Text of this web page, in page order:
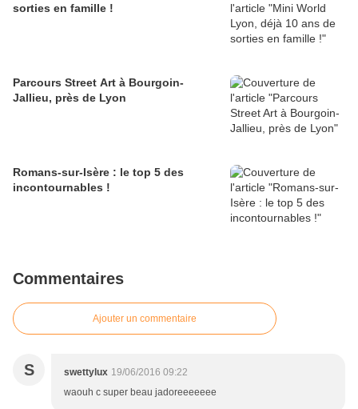
sorties en famille !
Parcours Street Art à Bourgoin-
Jallieu, près de Lyon
Romans-sur-Isère : le top 5 des
incontournables !
Commentaires
Ajouter un commentaire
S swettylux 19/06/2016 09:22
waouh c super beau jadoreeeeeee